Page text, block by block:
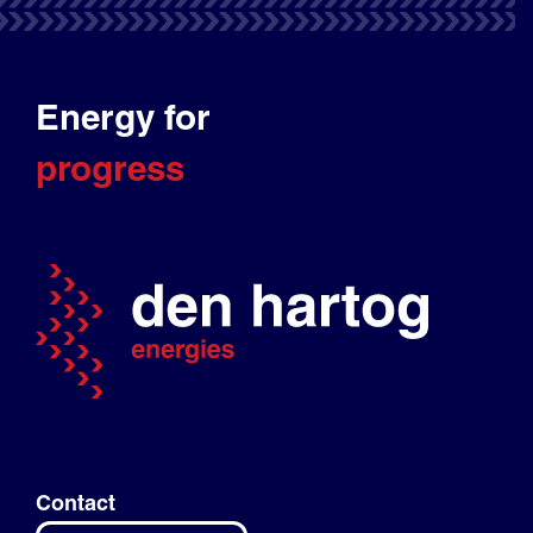
Energy for
progress
Contact